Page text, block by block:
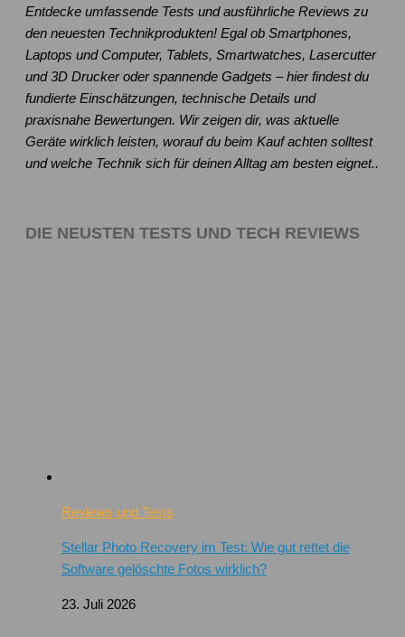
Entdecke umfassende Tests und ausführliche Reviews zu
den neuesten Technikprodukten! Egal ob Smartphones,
Laptops und Computer, Tablets, Smartwatches, Lasercutter
und 3D Drucker oder spannende Gadgets – hier findest du
fundierte Einschätzungen, technische Details und
praxisnahe Bewertungen. Wir zeigen dir, was aktuelle
Geräte wirklich leisten, worauf du beim Kauf achten solltest
und welche Technik sich für deinen Alltag am besten eignet..
DIE NEUSTEN TESTS UND TECH REVIEWS
Reviews und Tests
Stellar Photo Recovery im Test: Wie gut rettet die
Software gelöschte Fotos wirklich?
23. Juli 2026